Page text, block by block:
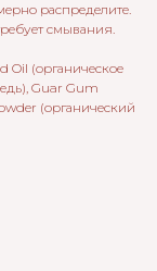
распределите.
смывания.
Oil (органическое
Guar Gum
(органический